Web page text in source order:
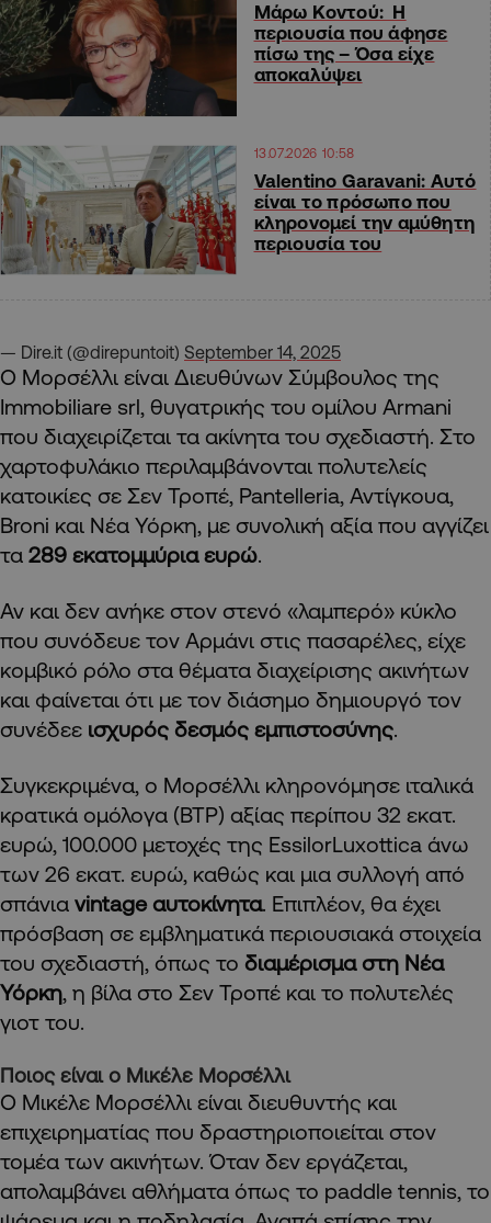
Μάρω Κοντού: Η
περιουσία που άφησε
πίσω της – Όσα είχε
αποκαλύψει
13.07.2026 10:58
Valentino Garavani: Αυτό
είναι το πρόσωπο που
κληρονομεί την αμύθητη
περιουσία του
— Dire.it (@direpuntoit) September 14, 2025
Ο Μορσέλλι είναι Διευθύνων Σύμβουλος της
Immobiliare srl, θυγατρικής του ομίλου Armani
που διαχειρίζεται τα ακίνητα του σχεδιαστή. Στο
χαρτοφυλάκιο περιλαμβάνονται πολυτελείς
κατοικίες σε Σεν Τροπέ, Pantelleria, Αντίγκουα,
Broni και Νέα Υόρκη, με συνολική αξία που αγγίζει
τα 289 εκατομμύρια ευρώ.
Αν και δεν ανήκε στον στενό «λαμπερό» κύκλο
που συνόδευε τον Αρμάνι στις πασαρέλες, είχε
κομβικό ρόλο στα θέματα διαχείρισης ακινήτων
και φαίνεται ότι με τον διάσημο δημιουργό τον
συνέδεε ισχυρός δεσμός εμπιστοσύνης.
Συγκεκριμένα, ο Μορσέλλι κληρονόμησε ιταλικά
κρατικά ομόλογα (BTP) αξίας περίπου 32 εκατ.
ευρώ, 100.000 μετοχές της EssilorLuxottica άνω
των 26 εκατ. ευρώ, καθώς και μια συλλογή από
σπάνια vintage αυτοκίνητα. Επιπλέον, θα έχει
πρόσβαση σε εμβληματικά περιουσιακά στοιχεία
του σχεδιαστή, όπως το διαμέρισμα στη Νέα
Υόρκη, η βίλα στο Σεν Τροπέ και το πολυτελές
γιοτ του.
Ποιος είναι ο Μικέλε Μορσέλλι
Ο Μικέλε Μορσέλλι είναι διευθυντής και
επιχειρηματίας που δραστηριοποιείται στον
τομέα των ακινήτων. Όταν δεν εργάζεται,
απολαμβάνει αθλήματα όπως το paddle tennis, το